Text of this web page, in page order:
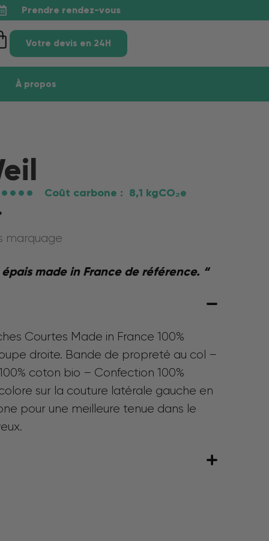
Prendre rendez-vous
Votre devis en 24H
À propos
Coût carbone : 8,1 kgCO₂e
marquage
made in France de référence. “
Courtes Made in France 100%
droite. Bande de propreté au col –
coton bio – Confection 100%
sur la couture latérale gauche en
pour une meilleure tenue dans le